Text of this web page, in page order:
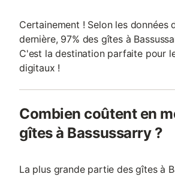
Certainement ! Selon les données
dernière, 97% des gîtes à
C'est la destination parfaite pour
digitaux !
Combien coûtent en
gîtes à Bassussarry ?
La plus grande partie des gîtes à